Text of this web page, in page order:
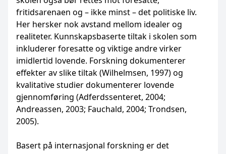
fritidsarenaen og – ikke minst – det politiske liv.
Her hersker nok avstand mellom idealer og
realiteter. Kunnskapsbaserte tiltak i skolen som
inkluderer foresatte og viktige andre virker
imidlertid lovende. Forskning dokumenterer
effekter av slike tiltak (Wilhelmsen, 1997) og
kvalitative studier dokumenterer lovende
gjennomføring (Adferdssenteret, 2004;
Andreassen, 2003; Fauchald, 2004; Trondsen,
2005).
Basert på internasjonal forskning er det